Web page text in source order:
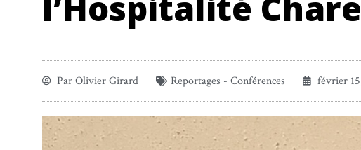
ParOlivier Girard Reportages - Conférences février